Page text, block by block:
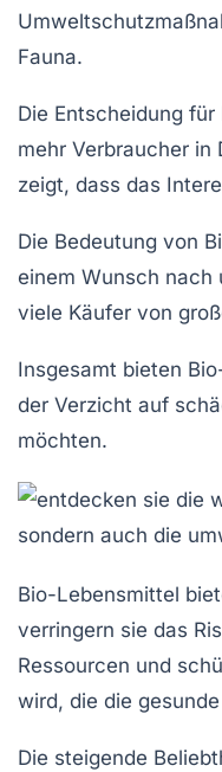
Fauna.
Die Entscheidung
mehr Verbraucher
zeigt, dass das
Die Bedeutung von
einem Wunsch nach
viele Käufer von
Insgesamt bieten
der Verzicht auf
möchten.
Bio-Lebensmittel
verringern sie das
Ressourcen und
wird, die die
Die steigende